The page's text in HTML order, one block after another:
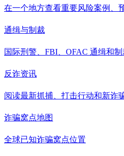
在一个地方查看重要风险案例、
通缉与制裁
国际刑警、FBI、OFAC 通缉和
反诈资讯
阅读最新抓捕、打击行动和新诈
诈骗窝点地图
全球已知诈骗窝点位置